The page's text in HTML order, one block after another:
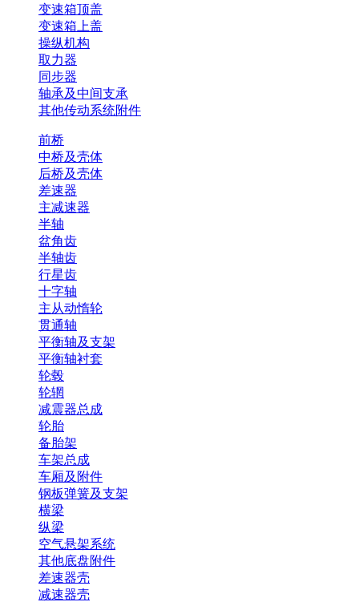
变速箱顶盖
变速箱上盖
操纵机构
取力器
同步器
轴承及中间支承
其他传动系统附件
前桥
中桥及壳体
后桥及壳体
差速器
主减速器
半轴
盆角齿
半轴齿
行星齿
十字轴
主从动惰轮
贯通轴
平衡轴及支架
平衡轴衬套
轮毂
轮辋
减震器总成
轮胎
备胎架
车架总成
车厢及附件
钢板弹簧及支架
横梁
纵梁
空气悬架系统
其他底盘附件
差速器壳
减速器壳